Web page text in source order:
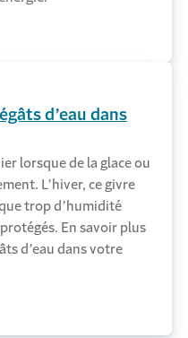
d’eau dans
lorsque de la glace ou
L’hiver, ce givre
trop d’humidité
En savoir plus
d’eau dans votre